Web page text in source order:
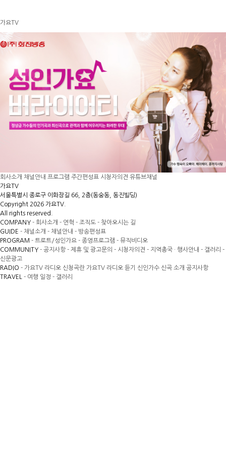
가요TV
회사소개 채널안내 프로그램 주간편성표 시청자의견 유튜브채널
가요TV
서울특별시 종로구 이화장길 66, 2층(동숭동, 동진빌딩)
Copyright 2026 가요TV.
All rights reserved.
COMPANY - 회사소개 - 연혁 - 조직도 - 찾아오시는 길
GUIDE - 채널소개 - 채널안내 - 방송편성표
PROGRAM - 트로트/성인가요 - 종영프로그램 - 뮤직비디오
COMMUNITY - 공지사항 - 제휴 및 광고문의 - 시청자의견 - 지역총국 · 행사안내 - 갤러리 -
신문광고
RADIO - 가요TV 라디오 신청곡란 가요TV 라디오 듣기 신인가수 신곡 소개 공지사항
TRAVEL
- 여행 일정 - 갤러리